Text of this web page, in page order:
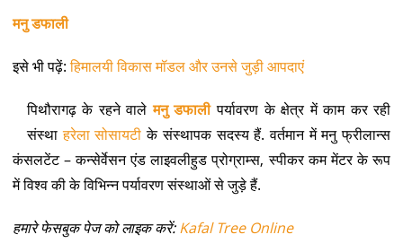
मनु डफाली
इसे भी पढ़ें:हिमालयी विकास मॉडल और उनसे जुड़ी आपदाएं
पिथौरागढ़ के रहने वालेमनु डफालीपर्यावरण के क्षेत्र में काम कर रही
संस्थाहरेला सोसायटी के संस्थापक सदस्य हैं. वर्तमान में मनु फ्रीलान्स
कंसलटेंट – कन्सेर्वेसन एंड लाइवलीहुड प्रोग्राम्स, स्पीकर कम मेंटर के रूप
में विश्व की के विभिन्न पर्यावरण संस्थाओं से जुड़े हैं.
हमारे फेसबुक पेज को लाइक करें:Kafal Tree Online